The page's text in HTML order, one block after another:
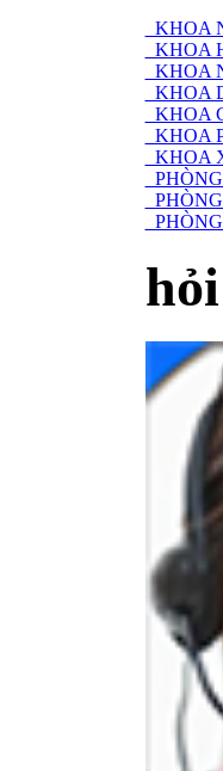
KHOA
KHOA
KHOA
KHOA
KHOA
KHOA
KHOA